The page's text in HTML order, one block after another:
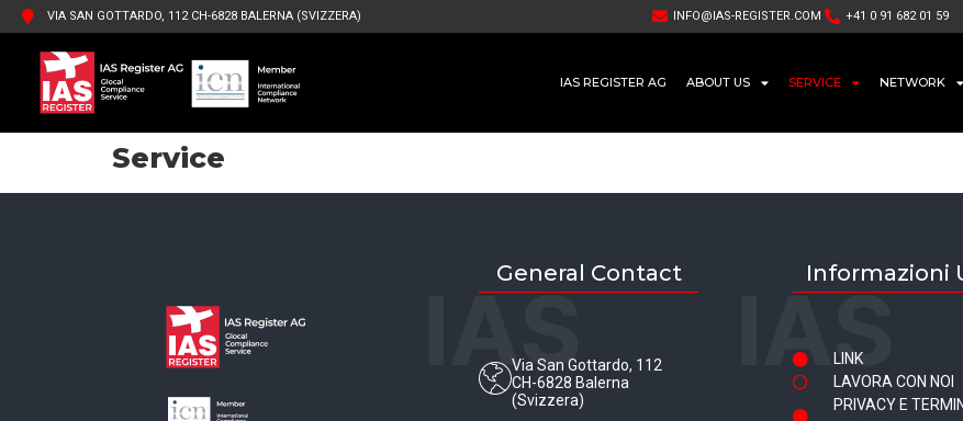
VIA SAN GOTTARDO, 112 CH-6828 BALERNA (SVIZZERA) INFO@IAS-REGISTER.COM +41 0 91 682 01 59
IAS REGISTER AG ABOUT US SERVICE NETWORK
Service
IAS
General Contact
Via San Gottardo, 112
CH-6828 Balerna
(Svizzera)
IAS
Informazioni
LINK
LAVORA CON NOI
PRIVACY E